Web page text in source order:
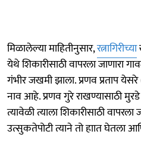
मिळालेल्या माहितीनुसार,रत्नागिरीच्या
येथे शिकारीसाठी वापरला जाणारा
गंभीर जखमी झाला. प्रणव प्रताप
नाव आहे. प्रणव गुरे राखण्यासाठी
त्यावेळी त्याला शिकारीसाठी वापरला
उत्सुकतेपोटी त्याने तो हाात घेतला